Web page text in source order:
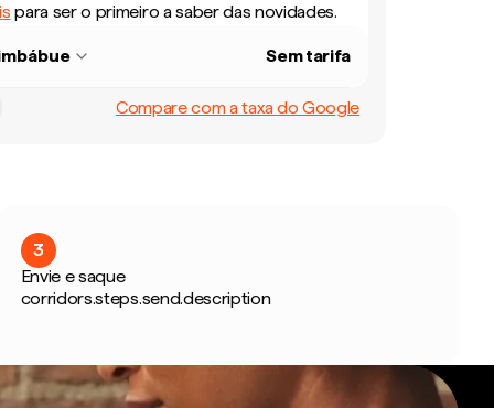
para ser o primeiro a saber das novidades.
Sem tarifa
Compare com a taxa do Google
3
Envie e saque
corridors.steps.send.description